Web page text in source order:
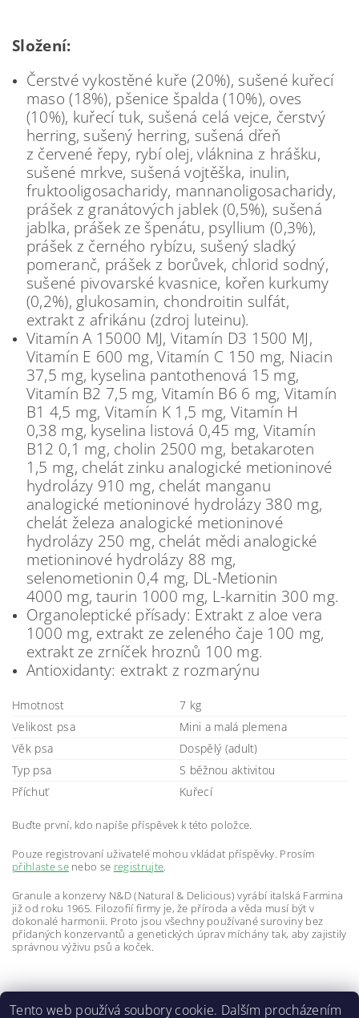
Složení:
Čerstvé vykostěné kuře (20%), sušené kuřecí
maso (18%), pšenice špalda (10%), oves
(10%), kuřecí tuk, sušená celá vejce, čerstvý
herring, sušený herring, sušená dřeň
z červené řepy, rybí olej, vláknina z hrášku,
sušené mrkve, sušená vojtěška, inulin,
fruktooligosacha­ridy, mannanoligosacha­ridy,
prášek z granátových jablek (0,5%), sušená
jablka, prášek ze špenátu, psyllium (0,3%),
prášek z černého rybízu, sušený sladký
pomeranč, prášek z borůvek, chlorid sodný,
sušené pivovarské kvasnice, kořen kurkumy
(0,2%), glukosamin, chondroitin sulfát,
extrakt z afrikánu (zdroj luteinu).
Vitamín A 15000 MJ, Vitamín D3 1500 MJ,
Vitamín E 600 mg, Vitamín C 150 mg, Niacin
37,5 mg, kyselina pantothenová 15 mg,
Vitamín B2 7,5 mg, Vitamín B6 6 mg, Vitamín
B1 4,5 mg, Vitamín K 1,5 mg, Vitamín H
0,38 mg, kyselina listová 0,45 mg, Vitamín
B12 0,1 mg, cholin 2500 mg, betakaroten
1,5 mg, chelát zinku analogické metioninové
hydrolázy 910 mg, chelát manganu
analogické metioninové hydrolázy 380 mg,
chelát železa analogické metioninové
hydrolázy 250 mg, chelát mědi analogické
metioninové hydrolázy 88 mg,
selenometionin 0,4 mg, DL-Metionin
4000 mg, taurin 1000 mg, L-karnitin 300 mg.
Organoleptické přísady: Extrakt z aloe vera
1000 mg, extrakt ze zeleného čaje 100 mg,
extrakt ze zrníček hroznů 100 mg.
Antioxidanty: extrakt z rozmarýnu
Hmotnost
7 kg
Velikost psa
Mini a malá plemena
Věk psa
Dospělý (adult)
Typ psa
S běžnou aktivitou
Příchuť
Kuřecí
Buďte první, kdo napíše příspěvek k této položce.
Pouze registrovaní uživatelé mohou vkládat příspěvky. Prosím
přihlaste senebo se registrujte.
Granule a konzervy N&D (Natural & Delicious) vyrábí italská Farmina
již od roku 1965. Filozofií firmy je, že příroda a věda musí být v
dokonalé harmonii. Proto jsou všechny používané suroviny bez
přidaných konzervantů a genetických úprav míchány tak, aby zajistily
správnou výživu psů a koček.
Tento web používá soubory cookie. Dalším procházením